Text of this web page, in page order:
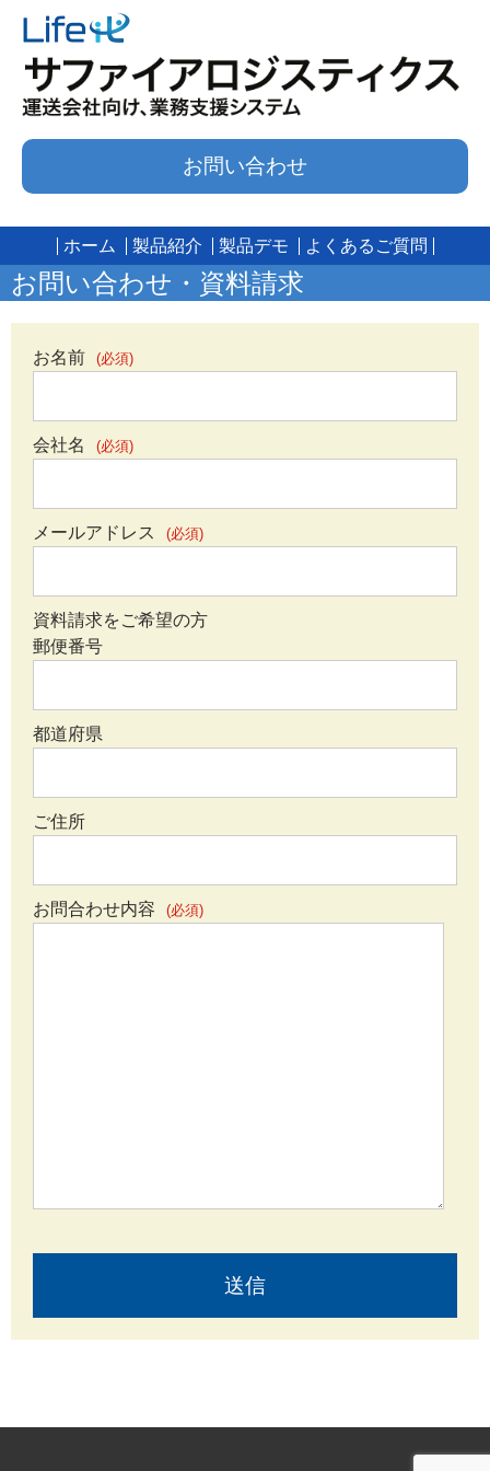
お問い合わせ
ホーム 製品紹介 製品デモ よくあるご質問
お問い合わせ・資料請求
お名前 (必須)
会社名 (必須)
メールアドレス (必須)
資料請求をご希望の方
郵便番号
都道府県
ご住所
お問合わせ内容 (必須)